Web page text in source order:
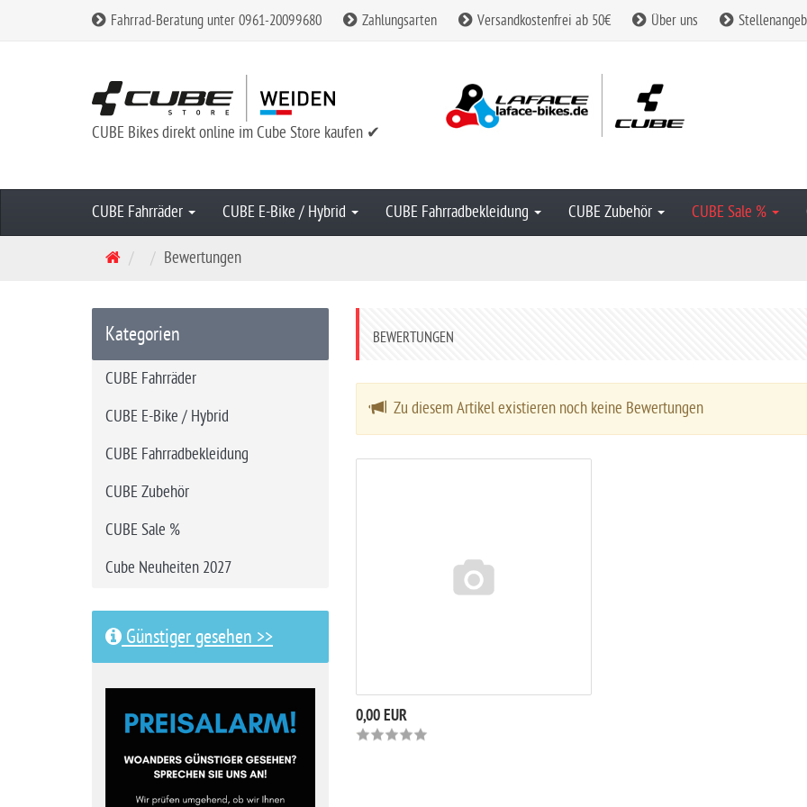
Fahrrad-Beratung unter 0961-20099680 Zahlungsarten Versandkostenfrei ab 50€ Über uns
CUBE Bikes direkt online im Cube Store kaufen ✔
CUBE Fahrräder CUBE E-Bike / Hybrid CUBE Fahrradbekleidung CUBE Zubehör CUBE Sale %
S
a
r
s
i
t
Bewertungen
BEWERTUNGEN
Zu diesem Artikel existieren noch keine Bewertungen
0,00 EUR
Kategorien
CUBE Fahrräder
CUBE E-Bike / Hybrid
CUBE Fahrradbekleidung
CUBE Zubehör
CUBE Sale %
Cube Neuheiten 2027
Günstiger gesehen >>